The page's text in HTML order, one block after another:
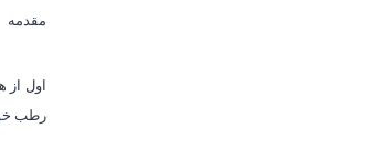
مقدمه
اول از
رطب